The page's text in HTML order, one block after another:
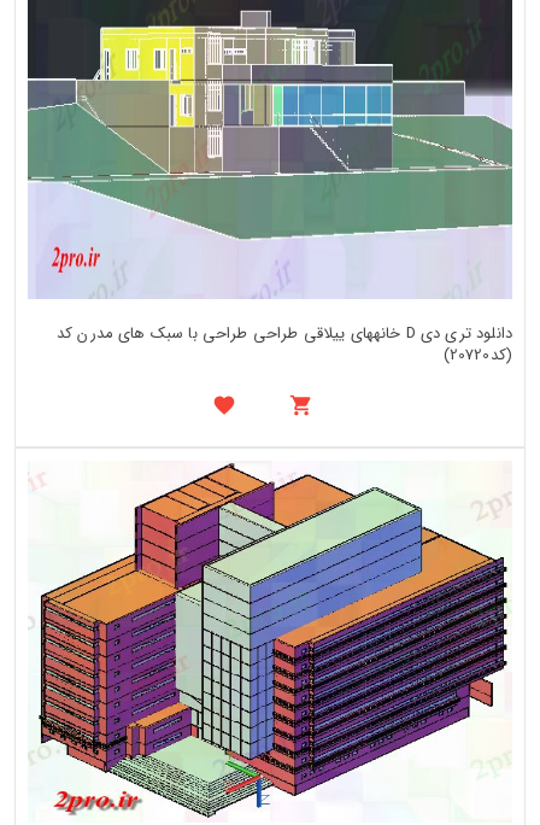
دانلود تری دی D خانههای ییلاقی طراحی طراحی با سبک های مدرن کد
(کد20720)